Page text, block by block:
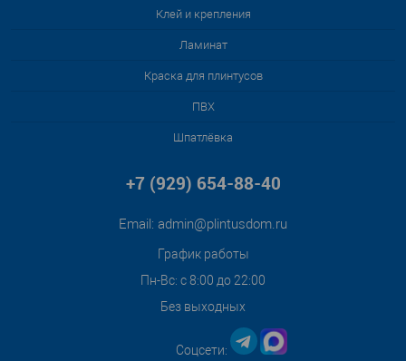
Клей и крепления
Ламинат
Краска для плинтусов
ПВХ
Шпатлёвка
+7 (929) 654-88-40
Email: admin@plintusdom.ru
График работы
Пн-Вс: с 8:00 до 22:00
Без выходных
Соцсети: